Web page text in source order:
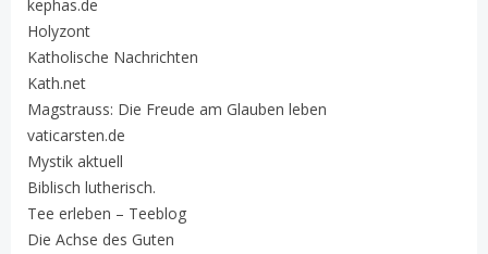
kephas.de
Holyzont
Katholische Nachrichten
Kath.net
Magstrauss: Die Freude am Glauben leben
vaticarsten.de
Mystik aktuell
Biblisch lutherisch.
Tee erleben – Teeblog
Die Achse des Guten